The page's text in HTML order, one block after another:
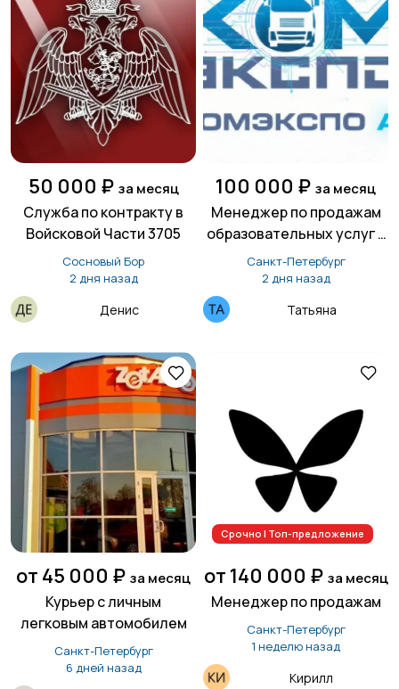
50 000 ₽ за месяц
Служба по контракту в
Войсковой Части 3705
Сосновый Бор
2 дня назад
Денис
100 000 ₽ за месяц
Менеджер по продажам
образовательных услуг в
сфере ИИ
Санкт-Петербург
2 дня назад
Татьяна
от 45 000 ₽ за месяц
Курьер с личным
легковым автомобилем
Санкт-Петербург
6 дней назад
Срочно | Топ-предложение
от 140 000 ₽ за месяц
Менеджер по продажам
Санкт-Петербург
1 неделю назад
Кирилл